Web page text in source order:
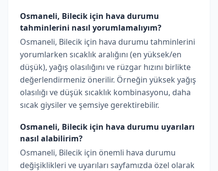
Osmaneli, Bilecik için hava durumu
tahminlerini nasıl yorumlamalıyım?
Osmaneli, Bilecik için hava durumu tahminlerini
yorumlarken sıcaklık aralığını (en yüksek/en
düşük), yağış olasılığını ve rüzgar hızını birlikte
değerlendirmeniz önerilir. Örneğin yüksek yağış
olasılığı ve düşük sıcaklık kombinasyonu, daha
sıcak giysiler ve şemsiye gerektirebilir.
Osmaneli, Bilecik için hava durumu uyarıları
nasıl alabilirim?
Osmaneli, Bilecik için önemli hava durumu
değişiklikleri ve uyarıları sayfamızda özel olarak